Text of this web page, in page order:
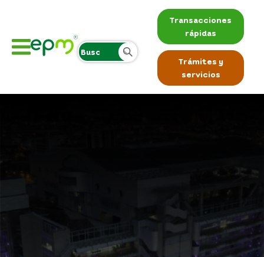
Transacciones
rápidas
Trámites y
servicios